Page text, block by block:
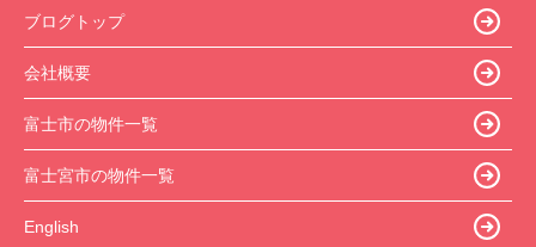
ブログトップ
会社概要
富士市の物件一覧
富士宮市の物件一覧
English